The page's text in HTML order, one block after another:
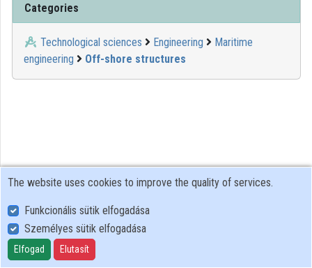
Categories
Technological sciences Engineering
Maritime
engineering
Off-shore structures
User Policy
Adatkezelési tájékoztató (en)
Cookie Policy
The website uses cookies to improve the quality of services.
Funkcionális sütik elfogadása
Személyes sütik elfogadása
Elfogad Elutasít